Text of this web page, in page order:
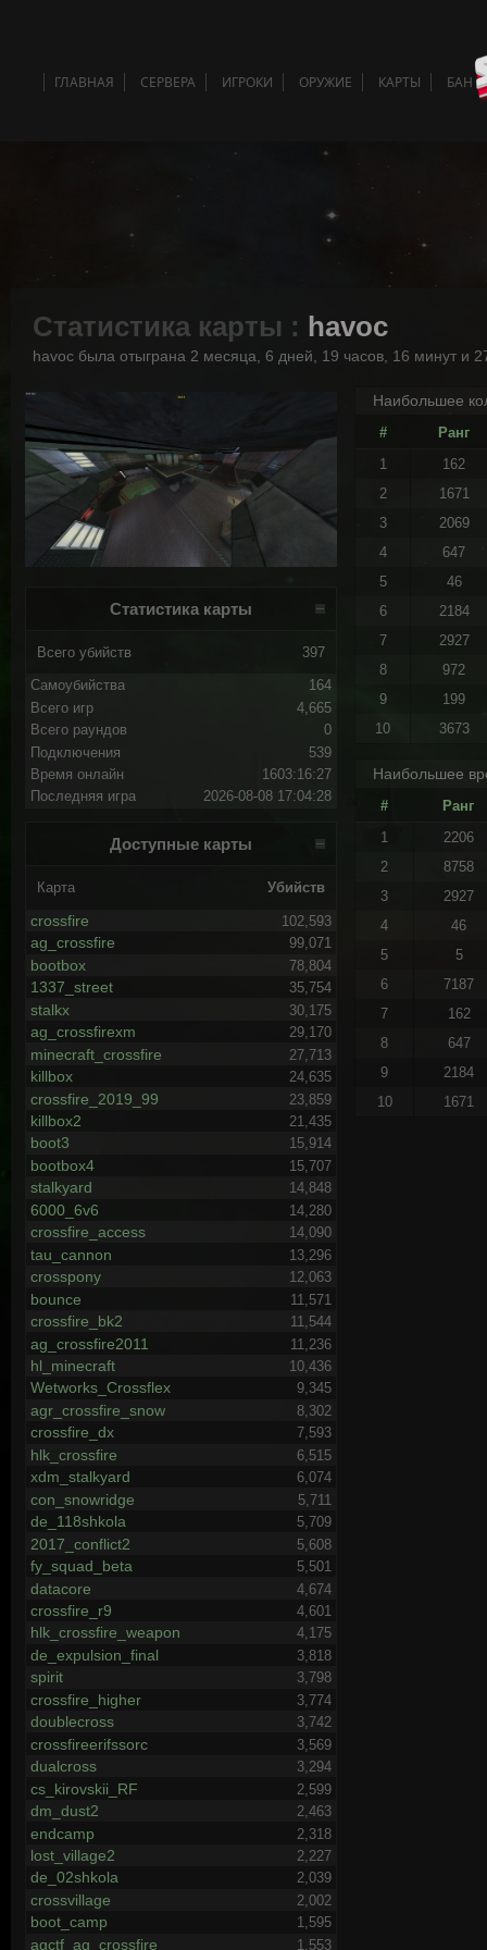
ГЛАВНАЯ СЕРВЕРА ИГРОКИ ОРУЖИЕ КАРТЫ БАН
Статистика карты : havoc
havoc была отыграна 2 месяца, 6 дней, 19 часов, 16 минут и
Статистика карты
Всего убийств 397
Самоубийства
164
Всего игр
4,665
Всего раундов
0
Подключения
539
Время онлайн
1603:16:27
Последняя игра
2026-08-08 17:04:28
Доступные карты
Карта Убийств
crossfire 102,593
ag_crossfire 99,071
bootbox 78,804
1337_street 35,754
stalkx 30,175
ag_crossfirexm 29,170
minecraft_crossfire 27,713
killbox 24,635
crossfire_2019_99 23,859
killbox2 21,435
boot3 15,914
bootbox4 15,707
stalkyard 14,848
6000_6v6 14,280
crossfire_access 14,090
tau_cannon 13,296
crosspony 12,063
bounce 11,571
crossfire_bk2 11,544
ag_crossfire2011 11,236
hl_minecraft 10,436
Wetworks_Crossflex 9,345
agr_crossfire_snow 8,302
crossfire_dx 7,593
hlk_crossfire 6,515
xdm_stalkyard 6,074
con_snowridge 5,711
de_118shkola 5,709
2017_conflict2 5,608
fy_squad_beta 5,501
datacore 4,674
crossfire_r9 4,601
hlk_crossfire_weapon 4,175
de_expulsion_final 3,818
spirit 3,798
crossfire_higher 3,774
doublecross 3,742
crossfireerifssorc 3,569
dualcross 3,294
cs_kirovskii_RF 2,599
dm_dust2 2,463
endcamp 2,318
lost_village2 2,227
de_02shkola 2,039
crossvillage 2,002
boot_camp 1,595
agctf_ag_crossfire 1,553
Наибольшее
#
Ранг
1
162
2
1671
3
2069
4
647
5
46
6
2184
7
2927
8
972
9
199
10
3673
Наибольшее
#
Ранг
1
2206
2
8758
3
2927
4
46
5
5
6
7187
7
162
8
647
9
2184
10
1671